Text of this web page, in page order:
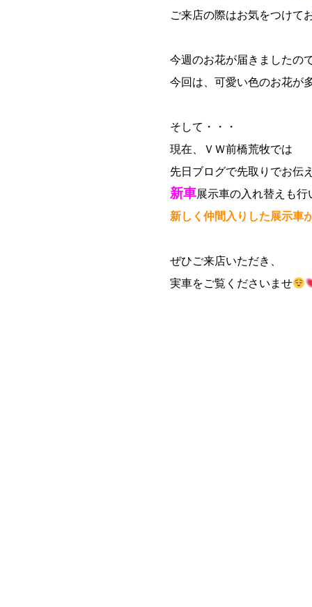
ご来店の際はお気をつけて
今週のお花が届きましたの
今回は、可愛い色のお花が
そして・・・
現在、ＶＷ前橋荒牧では
先日ブログで先取りでお伝
新車展示車の入れ替えも
新しく仲間入りした展示車
ぜひご来店いただき、
実車をご覧くださいませ